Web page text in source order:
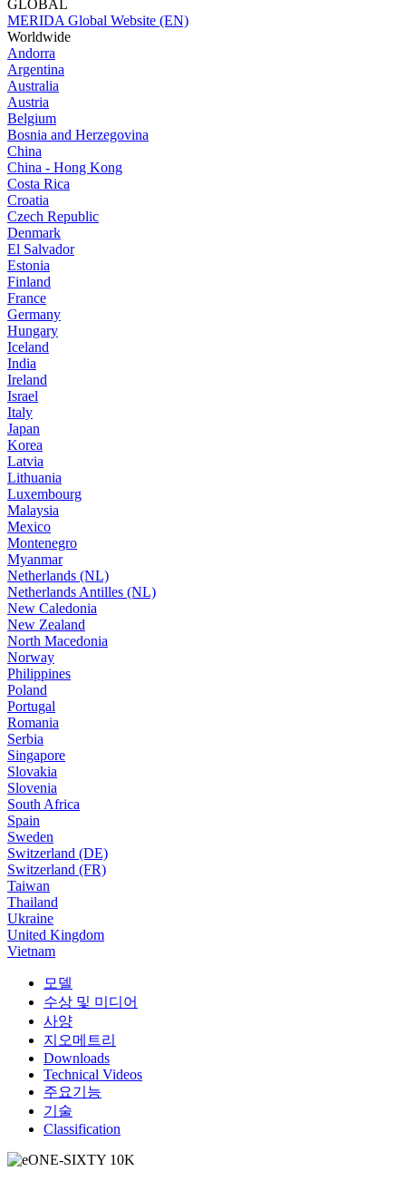
GLOBAL
MERIDA Global Website (EN)
Worldwide
Andorra
Argentina
Australia
Austria
Belgium
Bosnia and Herzegovina
China
China - Hong Kong
Costa Rica
Croatia
Czech Republic
Denmark
El Salvador
Estonia
Finland
France
Germany
Hungary
Iceland
India
Ireland
Israel
Italy
Japan
Korea
Latvia
Lithuania
Luxembourg
Malaysia
Mexico
Montenegro
Myanmar
Netherlands (NL)
Netherlands Antilles (NL)
New Caledonia
New Zealand
North Macedonia
Norway
Philippines
Poland
Portugal
Romania
Serbia
Singapore
Slovakia
Slovenia
South Africa
Spain
Sweden
Switzerland (DE)
Switzerland (FR)
Taiwan
Thailand
Ukraine
United Kingdom
Vietnam
모델
수상 및 미디어
사양
지오메트리
Downloads
Technical Videos
주요기능
기술
Classification